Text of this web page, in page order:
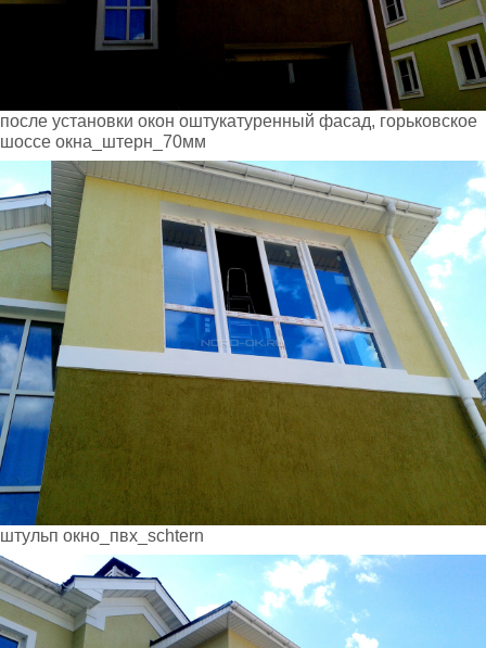
после установки окон оштукатуренный фасад, горьковское
шоссе окна_штерн_70мм
штульп окно_пвх_schtern